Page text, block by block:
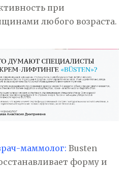
при
любого возраста.
маммолог: Busten
форму и